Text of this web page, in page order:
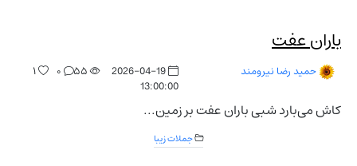
باران عفت
حمید رضا نیرومند
2026-04-19
13:00:00
۵۵ ۰ ۱
کاش می‌بارد شبی باران عفت بر زمین...
جملات زیبا